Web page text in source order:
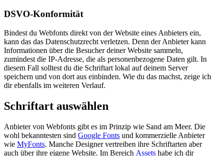
DSVO-Konformität
Bindest du Webfonts direkt von der Website eines Anbieters ein,
kann das das Datenschutzrecht verletzen. Denn der Anbieter kann
Informationen über die Besucher deiner Website sammeln,
zumindest die IP-Adresse, die als personenbezogene Daten gilt. In
diesem Fall solltest du die Schriftart lokal auf deinem Server
speichern und von dort aus einbinden. Wie du das machst, zeige ich
dir ebenfalls im weiteren Verlauf.
Schriftart auswählen
Anbieter von Webfonts gibt es im Prinzip wie Sand am Meer. Die
wohl bekanntesten sind Google Fonts und kommerzielle Anbieter
wie MyFonts. Manche Designer vertreiben ihre Schriftarten aber
auch über ihre eigene Website. Im Bereich Assets habe ich dir